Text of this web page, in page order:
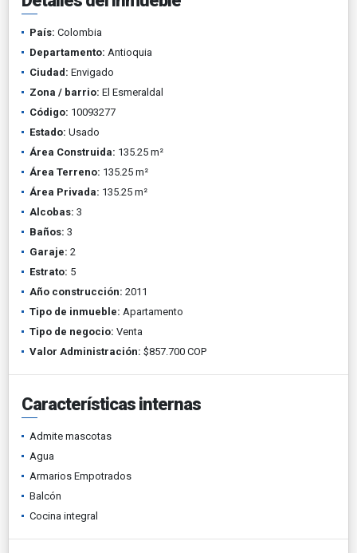
País: Colombia
Departamento: Antioquia
Ciudad: Envigado
Zona / barrio: El Esmeraldal
Código: 10093277
Estado: Usado
Área Construida: 135.25 m²
Área Terreno: 135.25 m²
Área Privada: 135.25 m²
Alcobas: 3
Baños: 3
Garaje: 2
Estrato: 5
Año construcción: 2011
Tipo de inmueble: Apartamento
Tipo de negocio: Venta
Valor Administración: $857.700 COP
Características internas
Admite mascotas
Agua
Armarios Empotrados
Balcón
Cocina integral